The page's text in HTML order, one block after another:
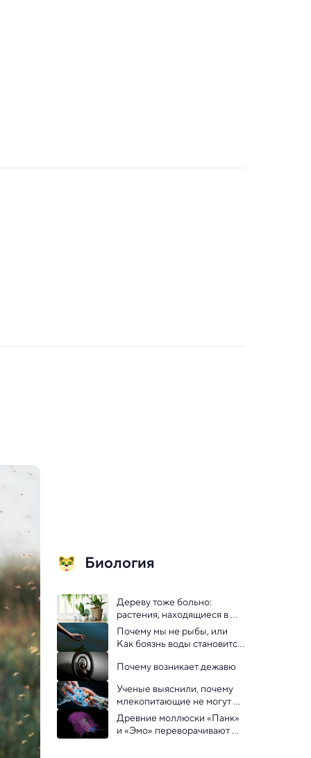
Биология
Дереву тоже больно:
растения, находящиеся в
стрессе,  действительно
«кричат»
Почему мы не рыбы, или
Как боязнь воды становится
Почему возникает дежавю
Ученые выяснили, почему
млекопитающие не могут
отращивать конечности
Древние моллюски «Панк»
и «Эмо» переворачивают